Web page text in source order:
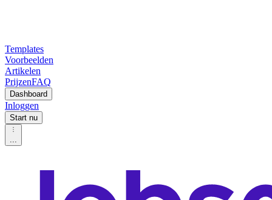
Templates
Voorbeelden
Artikelen
PrijzenFAQ
Dashboard
Inloggen
Start nu
...